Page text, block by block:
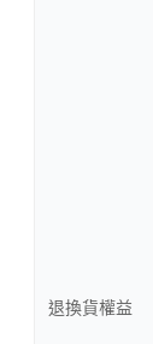
這款滑鼠墊採
加流暢精準，
耐用，不易脫
小心潑灑飲料
<產品資訊皆由
退換貨權益